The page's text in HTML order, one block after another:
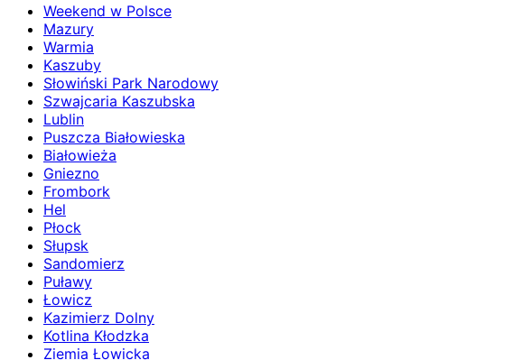
Weekend w Polsce
Mazury
Warmia
Kaszuby
Słowiński Park Narodowy
Szwajcaria Kaszubska
Lublin
Puszcza Białowieska
Białowieża
Gniezno
Frombork
Hel
Płock
Słupsk
Sandomierz
Puławy
Łowicz
Kazimierz Dolny
Kotlina Kłodzka
Ziemia Łowicka